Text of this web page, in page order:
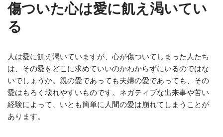
傷ついた心は愛に飢え渇いてい
る
人は愛に飢え渇いていますが、心が傷ついてしまった人たち
は、その愛をどこに求めていいのかわからずにいるのではな
いでしょうか。親の愛であっても夫婦の愛であっても、その
愛はもろく壊れやすいものです。ネガティブな出来事や苦い
経験によって、いとも簡単に人間の愛は崩れてしまうことが
あります。